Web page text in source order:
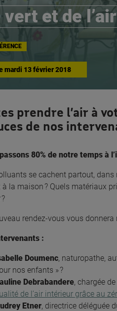
vert et de
mardi 13 février 2018
prendre l’air à
de nos
80% de notre temps à
se cachent partout,
à la maison ? Quels matériaux
rendez-vous vous
:
Doumenc, naturopathe,
nos enfants » ?
Debrabandere, chargée
de l’air intérieur grâce au
Etner, directrice déléguée